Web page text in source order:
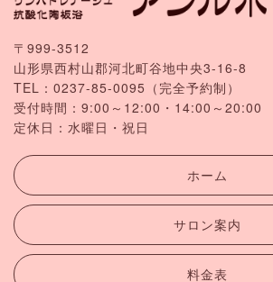
〒999-3512
山形県西村山郡河北町谷地中央3-16-8
TEL： 0237-85-0095 （完全予約制）
受付時間：9:00～12:00・14:00～20:00
定休日：水曜日・祝日
ホーム
サロン案内
料金表